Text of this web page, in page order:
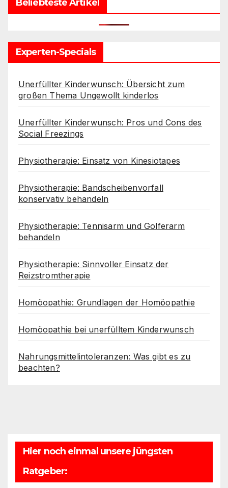
Beliebteste Artikel
Experten-Specials
Unerfüllter Kinderwunsch: Übersicht zum
großen Thema Ungewollt kinderlos
Unerfüllter Kinderwunsch: Pros und Cons des
Social Freezings
Physiotherapie: Einsatz von Kinesiotapes
Physiotherapie: Bandscheibenvorfall
konservativ behandeln
Physiotherapie: Tennisarm und Golferarm
behandeln
Physiotherapie: Sinnvoller Einsatz der
Reizstromtherapie
Homöopathie: Grundlagen der Homöopathie
Homöopathie bei unerfülltem Kinderwunsch
Nahrungsmittelintoleranzen: Was gibt es zu
beachten?
Hier noch einmal unsere jüngsten
Ratgeber: